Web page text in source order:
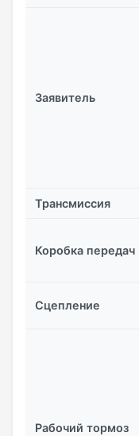
Заявитель
Трансмиссия
Коробка передач
Сцепление
Рабочий тормоз